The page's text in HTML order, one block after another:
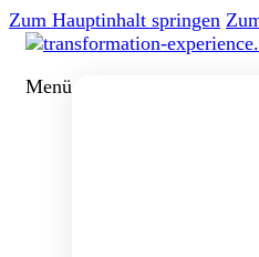
Zum Hauptinhalt springen
Menü